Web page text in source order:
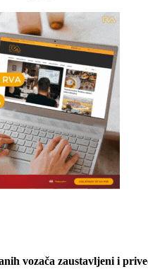
vozača zaustavljeni i